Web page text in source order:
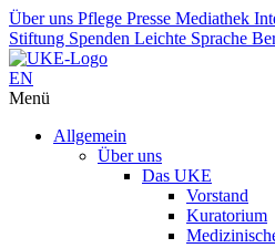
Über uns Pflege Presse Mediathek
Stiftung Spenden Leichte Sprache
EN
Menü
Allgemein
Über uns
Das UKE
Vorstand
Kuratorium